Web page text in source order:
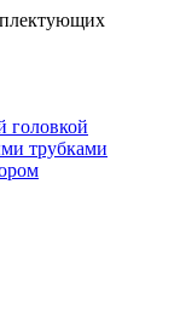
головкой
трубками